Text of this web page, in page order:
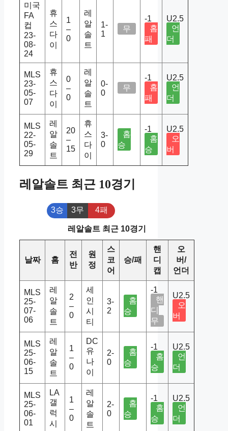
미국
FA
컵
23-
08-
24
휴
스
다
이
1
–
0
레
알
솔
트
1-
1
무
-1
홈
패
U2.5
언
더
MLS
23-
05-
07
휴
스
다
이
0
–
0
레
알
솔
트
0-
0
무
-1
홈
패
U2.5
언
더
MLS
22-
05-
29
레
알
솔
트
20
–
15
휴
스
다
이
3-
0
홈
승
-1
홈
승
U2.5
오
버
레알솔트 최근 10경기
3승 3무 4패
레알솔트 최근 10경기
날짜 홈
전
반
원
정
스
코
어
승/패
핸
디
캡
오
버/
언더
MLS
25-
07-
06
레
알
솔
트
2
–
0
세
인
시
티
3-
2
홈
승
-1
핸
디
무
U2.5
오
버
MLS
25-
06-
15
레
알
솔
트
1
–
0
DC
유
나
이
2-
0
홈
승
-1
홈
승
U2.5
언
더
MLS
25-
06-
01
LA
갤
럭
시
1
–
0
레
알
솔
트
2-
0
홈
승
-1
홈
승
U2.5
언
더